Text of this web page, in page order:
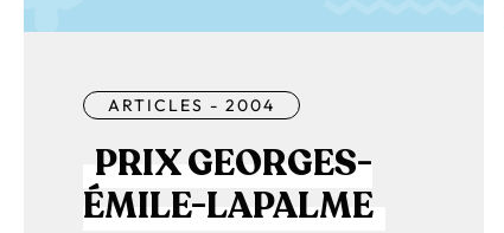
ARTICLES - 2004
PRIX GEORGES-
ÉMILE-LAPALME